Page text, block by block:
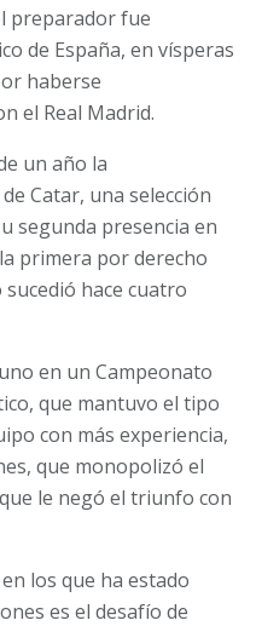
preparador fue
de España, en vísperas
haberse
el Real Madrid.
un año la
Catar, una selección
segunda presencia en
primera por derecho
hace cuatro
en un Campeonato
que mantuvo el tipo
con más experiencia,
que monopolizó el
le negó el triunfo con
los que ha estado
es el desafío de